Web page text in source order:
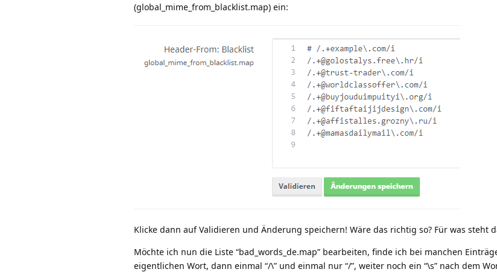
(global_mime_from_blacklist.map) ein:
Klicke dann auf Validieren und Änderung speichern! Wäre das richtig so? Für was steht
Möchte ich nun die Liste “bad_words_de.map” bearbeiten, finde ich bei manchen
eigentlichen Wort, dann einmal “/\” und einmal nur “/”, weiter noch ein “\s” nach dem